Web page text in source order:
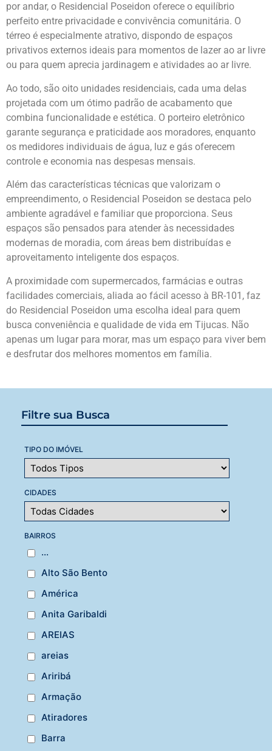
Filtre sua Busca
TIPO DO IMÓVEL
CIDADES
BAIRROS
...
Alto São Bento
América
Anita Garibaldi
AREIAS
areias
Ariribá
Armação
Atiradores
Barra
por andar, o Residencial Poseidon oferece o equilíbrio
perfeito entre privacidade e convivência comunitária. O
térreo é especialmente atrativo, dispondo de espaços
privativos externos ideais para momentos de lazer ao ar livre
ou para quem aprecia jardinagem e atividades ao ar livre.
Ao todo, são oito unidades residenciais, cada uma delas
projetada com um ótimo padrão de acabamento que
combina funcionalidade e estética. O porteiro eletrônico
garante segurança e praticidade aos moradores, enquanto
os medidores individuais de água, luz e gás oferecem
controle e economia nas despesas mensais.
Além das características técnicas que valorizam o
empreendimento, o Residencial Poseidon se destaca pelo
ambiente agradável e familiar que proporciona. Seus
espaços são pensados para atender às necessidades
modernas de moradia, com áreas bem distribuídas e
aproveitamento inteligente dos espaços.
A proximidade com supermercados, farmácias e outras
facilidades comerciais, aliada ao fácil acesso à BR-101, faz
do Residencial Poseidon uma escolha ideal para quem
busca conveniência e qualidade de vida em Tijucas. Não
apenas um lugar para morar, mas um espaço para viver bem
e desfrutar dos melhores momentos em família.